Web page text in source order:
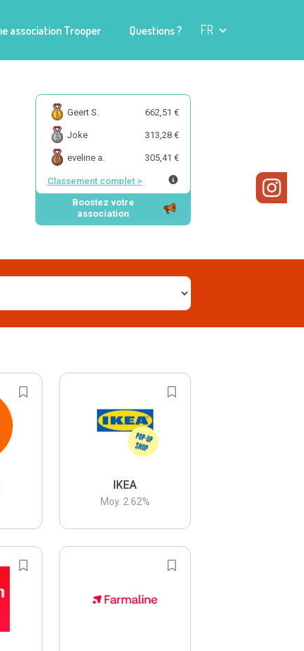
association Trooper Questions ? FR
Geert S. 662,51 €
Joke 313,28 €
eveline a. 305,41 €
Classement complet >
Boostez votre
association
IKEA
Moy. 2.62%